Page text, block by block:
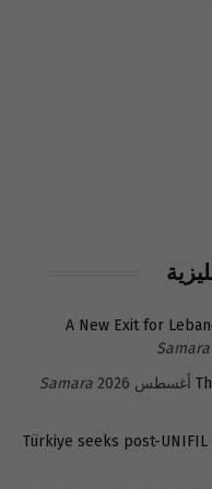
A New Exit for
Samara
Türkiye seeks post-